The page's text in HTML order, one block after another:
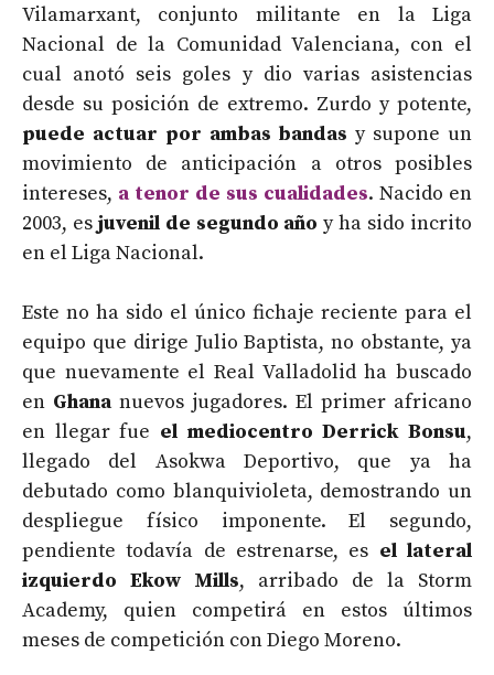
Vilamarxant, conjunto militante en la Liga
Nacional de la Comunidad Valenciana, con el
cual anotó seis goles y dio varias asistencias
desde su posición de extremo. Zurdo y potente,
puede actuar por ambas bandas y supone un
movimiento de anticipación a otros posibles
intereses, a tenor de sus cualidades. Nacido en
2003, es juvenil de segundo año y ha sido incrito
en el Liga Nacional.
Este no ha sido el único fichaje reciente para el
equipo que dirige Julio Baptista, no obstante, ya
que nuevamente el Real Valladolid ha buscado
en Ghana nuevos jugadores. El primer africano
en llegar fue el mediocentro Derrick Bonsu,
llegado del Asokwa Deportivo, que ya ha
debutado como blanquivioleta, demostrando un
despliegue físico imponente. El segundo,
pendiente todavía de estrenarse, es el lateral
izquierdo Ekow Mills, arribado de la Storm
Academy, quien competirá en estos últimos
meses de competición con Diego Moreno.